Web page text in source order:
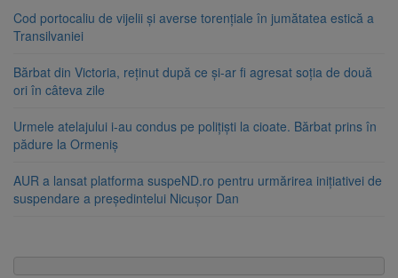
Cod portocaliu de vijelii și averse torențiale în jumătatea estică a
Transilvaniei
Bărbat din Victoria, reținut după ce și-ar fi agresat soția de două
ori în câteva zile
Urmele atelajului i-au condus pe polițiști la cioate. Bărbat prins în
pădure la Ormeniș
AUR a lansat platforma suspeND.ro pentru urmărirea inițiativei de
suspendare a președintelui Nicușor Dan